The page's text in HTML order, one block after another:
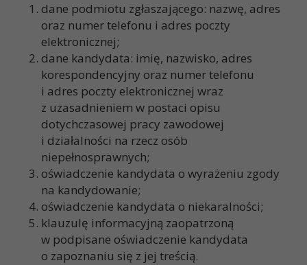
dane podmiotu zgłaszającego: nazwę, adres
oraz numer telefonu i adres poczty
elektronicznej;
dane kandydata: imię, nazwisko, adres
korespondencyjny oraz numer telefonu
i adres poczty elektronicznej wraz
z uzasadnieniem w postaci opisu
dotychczasowej pracy zawodowej
i działalności na rzecz osób
niepełnosprawnych;
oświadczenie kandydata o wyrażeniu zgody
na kandydowanie;
oświadczenie kandydata o niekaralności;
klauzulę informacyjną zaopatrzoną
w podpisane oświadczenie kandydata
o zapoznaniu się z jej treścią.